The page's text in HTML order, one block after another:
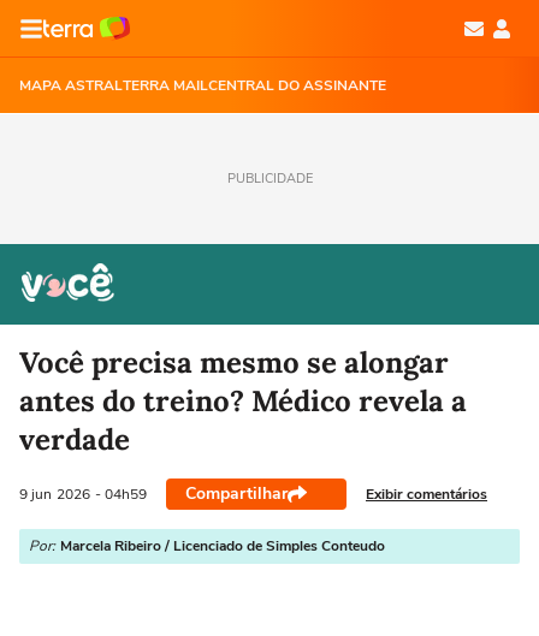
MAPA ASTRALTERRA MAILCENTRAL DO ASSINANTE
PUBLICIDADE
Você precisa mesmo se alongar
antes do treino? Médico revela a
verdade
9 jun 2026 - 04h59 Compartilhar Exibir comentários
Por: Marcela Ribeiro / Licenciado de Simples Conteudo